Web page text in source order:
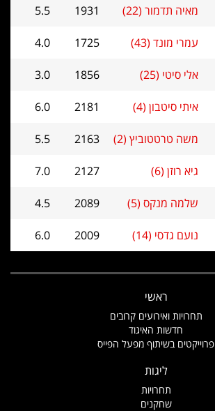
מאיה תדמור (22) 1931
5.5
עמרי מונד (43) 1725
4.0
אלי סיטי (25) 1856
3.0
איתי סיטבון (4) 2181
6.0
משה טרטטוביץ (2) 2163
5.5
גיא רוזן (6) 2127
7.0
שלמה מנקס (5) 2089
4.5
נועם גדסי (14) 2009
6.0
ראשי
תחרויות ואירועים קרובים
חדשות האיגוד
פרוייקטים בשיתוף מפעל הפייס
ליגות
תחרויות
שחקנים